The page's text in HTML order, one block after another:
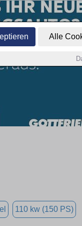
Alle
110 kw (150 PS)